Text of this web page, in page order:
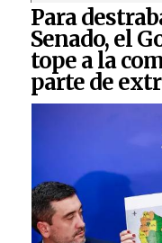
Para
Senado, el
tope a la
parte de